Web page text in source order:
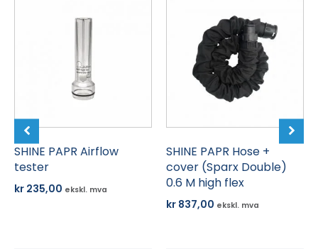
SHINE PAPR Airflow
tester
kr 235,00 ekskl. mva
SHINE PAPR Hose +
cover (Sparx Double)
0.6 M high flex
kr837,00 ekskl. mva